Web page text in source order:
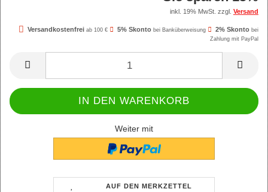
inkl. 19% MwSt. zzgl. Versand
Versandkostenfrei ab 100 € 5% Skonto bei Banküberweisung 2% Skonto bei
Zahlung mit PayPal
Weiter mit
AUF DEN MERKZETTEL